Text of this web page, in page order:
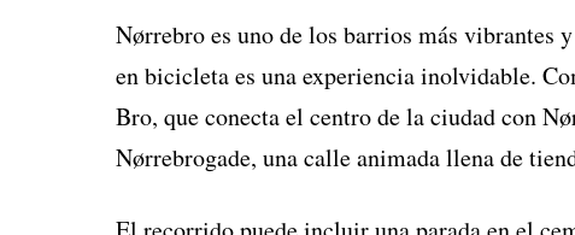
Nørrebro es uno de los barrios más vibrantes
en bicicleta es una experiencia inolvidable.
Bro, que conecta el centro de la ciudad con
Nørrebrogade, una calle animada llena de